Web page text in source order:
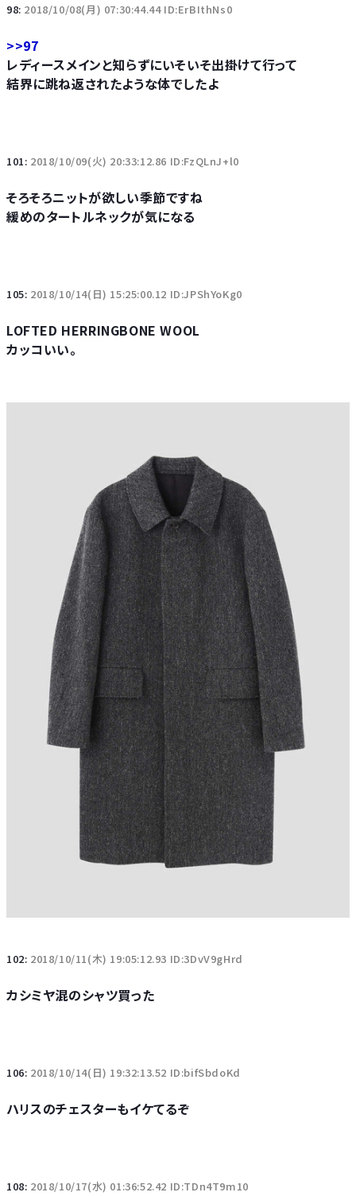
98: 2018/10/08(月) 07:30:44.44 ID:ErBIthNs0
>>97
レディースメインと知らずにいそいそ出掛けて行って
結界に跳ね返されたような体でしたよ
101: 2018/10/09(火) 20:33:12.86 ID:FzQLnJ+l0
そろそろニットが欲しい季節ですね
緩めのタートルネックが気になる
105: 2018/10/14(日) 15:25:00.12 ID:JPShYoKg0
LOFTED HERRINGBONE WOOL
カッコいい。
102: 2018/10/11(木) 19:05:12.93 ID:3DvV9gHrd
カシミヤ混のシャツ買った
106: 2018/10/14(日) 19:32:13.52 ID:bifSbdoKd
ハリスのチェスターもイケてるぞ
108: 2018/10/17(水) 01:36:52.42 ID:TDn4T9m10